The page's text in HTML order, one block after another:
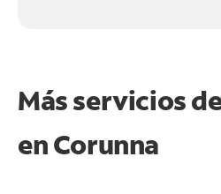
Más servicios
enCorunna